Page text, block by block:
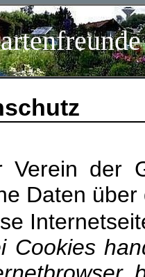
Verein der
Daten
Cookies